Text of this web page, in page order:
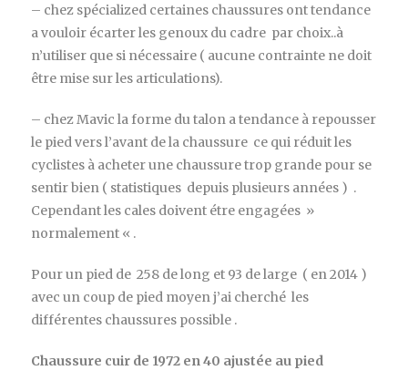
– chez spécialized certaines chaussures ont tendance
a vouloir écarter les genoux du cadre par choix..à
n’utiliser que si nécessaire ( aucune contrainte ne doit
être mise sur les articulations).
– chez Mavic la forme du talon a tendance à repousser
le pied vers l’avant de la chaussure ce qui réduit les
cyclistes à acheter une chaussure trop grande pour se
sentir bien ( statistiques depuis plusieurs années ) .
Cependant les cales doivent étre engagées »
normalement « .
Pour un pied de 258 de long et 93 de large ( en 2014 )
avec un coup de pied moyen j’ai cherché les
différentes chaussures possible .
Chaussure cuir de 1972 en 40 ajustée au pied